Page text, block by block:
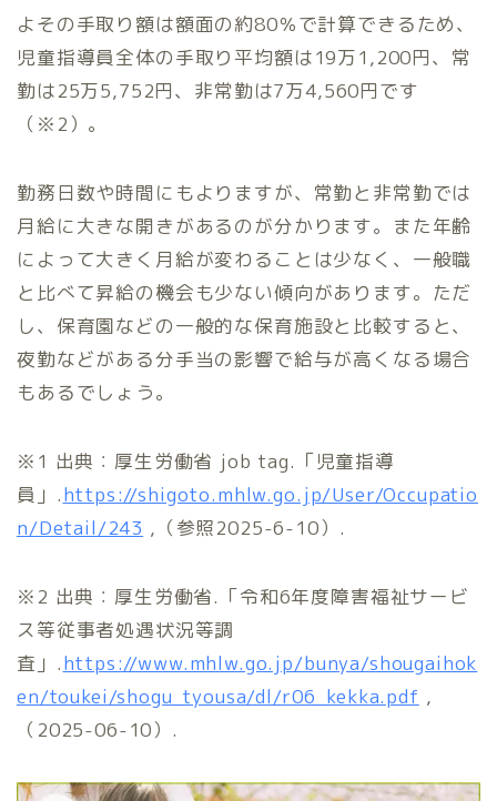
よその手取り額は額面の約80％で計算できるため、
児童指導員全体の手取り平均額は19万1,200円、常
勤は25万5,752円、非常勤は7万4,560円です
（※2）。
勤務日数や時間にもよりますが、常勤と非常勤では
月給に大きな開きがあるのが分かります。また年齢
によって大きく月給が変わることは少なく、一般職
と比べて昇給の機会も少ない傾向があります。ただ
し、保育園などの一般的な保育施設と比較すると、
夜勤などがある分手当の影響で給与が高くなる場合
もあるでしょう。
※1 出典：厚生労働省 job tag.「児童指導
員」.https://shigoto.mhlw.go.jp/User/Occupatio
n/Detail/243 ,（参照2025-6-10）.
※2 出典：厚生労働省.「令和6年度障害福祉サービ
ス等従事者処遇状況等調
査」.https://www.mhlw.go.jp/bunya/shougaihok
en/toukei/shogu_tyousa/dl/r06_kekka.pdf ,
（2025-06-10）.